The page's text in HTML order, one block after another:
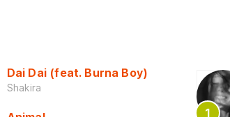
Dai Dai (feat. Burna Boy)
Shakira